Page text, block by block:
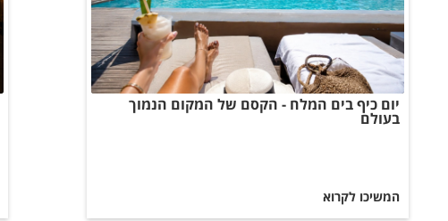
יום כיף בים המלח - הקסם של המקום הנמוך
בעולם
המשיכו לקרוא